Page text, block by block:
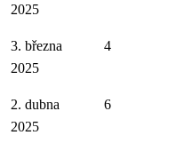
2025
3. března
2025
4
2. dubna
2025
6